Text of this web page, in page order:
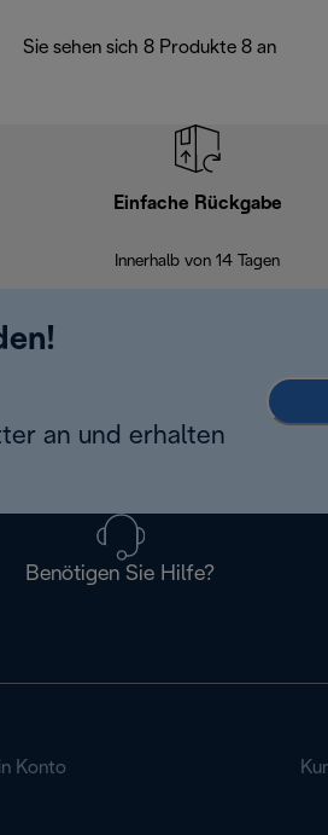
Sie sehen sich 8 Produkte 8 an
Einfache Rückgabe
Innerhalb von 14 Tagen
an und erhalten
Benötigen Sie Hilfe?
Konto